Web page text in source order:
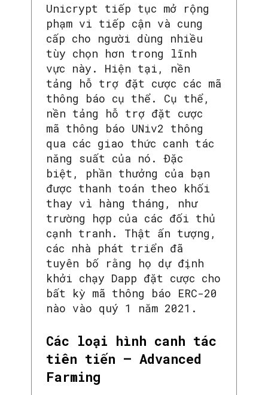
Unicrypt tiếp tục mở rộng
phạm vi tiếp cận và cung
cấp cho người dùng nhiều
tùy chọn hơn trong lĩnh
vực này. Hiện tại, nền
tảng hỗ trợ đặt cược các mã
thông báo cụ thể. Cụ thể,
nền tảng hỗ trợ đặt cược
mã thông báo UNiv2 thông
qua các giao thức canh tác
năng suất của nó. Đặc
biệt, phần thưởng của bạn
được thanh toán theo khối
thay vì hàng tháng, như
trường hợp của các đối thủ
cạnh tranh. Thật ấn tượng,
các nhà phát triển đã
tuyên bố rằng họ dự định
khởi chạy Dapp đặt cược cho
bất kỳ mã thông báo ERC-20
nào vào quý 1 năm 2021.
Các loại hình canh tác
tiên tiến – Advanced
Farming